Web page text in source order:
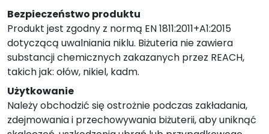
Bezpieczeństwo produktu
Produkt jest zgodny z normą EN 1811:2011+A1:2015
dotyczącą uwalniania niklu. Biżuteria nie zawiera
substancji chemicznych zakazanych przez REACH,
takich jak: ołów, nikiel, kadm.
Użytkowanie
Należy obchodzić się ostrożnie podczas zakładania,
zdejmowania i przechowywania biżuterii, aby uniknąć